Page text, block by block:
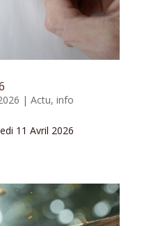
| Actu, info
11 Avril 2026